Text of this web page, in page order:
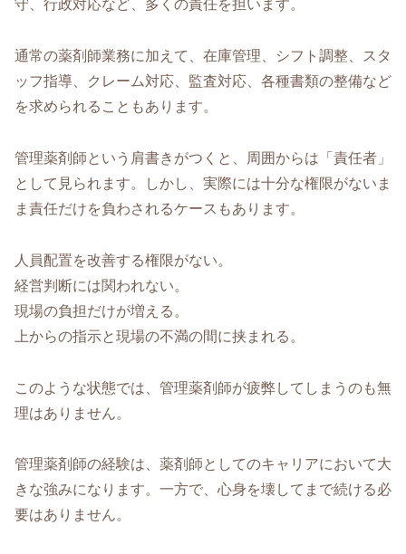
守、行政対応など、多くの責任を担います。
通常の薬剤師業務に加えて、在庫管理、シフト調整、スタ
ッフ指導、クレーム対応、監査対応、各種書類の整備など
を求められることもあります。
管理薬剤師という肩書きがつくと、周囲からは「責任者」
として見られます。しかし、実際には十分な権限がないま
ま責任だけを負わされるケースもあります。
人員配置を改善する権限がない。
経営判断には関われない。
現場の負担だけが増える。
上からの指示と現場の不満の間に挟まれる。
このような状態では、管理薬剤師が疲弊してしまうのも無
理はありません。
管理薬剤師の経験は、薬剤師としてのキャリアにおいて大
きな強みになります。一方で、心身を壊してまで続ける必
要はありません。